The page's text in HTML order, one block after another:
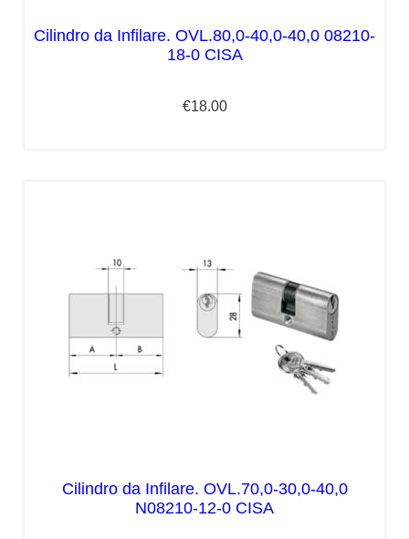
Cilindro da Infilare. OVL.80,0-40,0-40,0 08210-
18-0 CISA
€18.00
Cilindro da Infilare. OVL.70,0-30,0-40,0
N08210-12-0 CISA